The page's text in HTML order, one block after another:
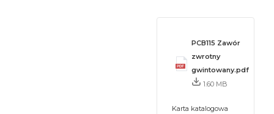
PCB115 Zawór
zwrotny
gwintowany.pdf
1.60 MB
Karta katalogowa